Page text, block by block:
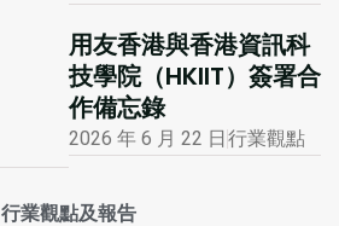
行業觀點及報告
用友香港與香港資訊科
技學院（HKIIT）簽署合
作備忘錄
2026 年 6 月 22 日 行業觀點